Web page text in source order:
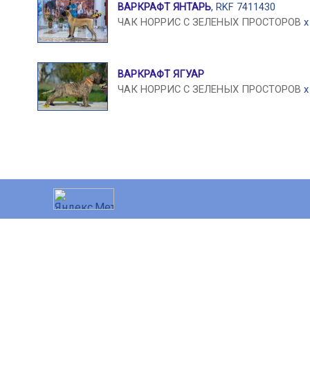
ВАРКРАФТ ЯНТАРЬ, RKF 7411430
ЧАК НОРРИС С ЗЕЛЕНЫХ ПРОСТОРОВ
ВАРКРАФТ ЯГУАР
ЧАК НОРРИС С ЗЕЛЕНЫХ ПРОСТОРОВ